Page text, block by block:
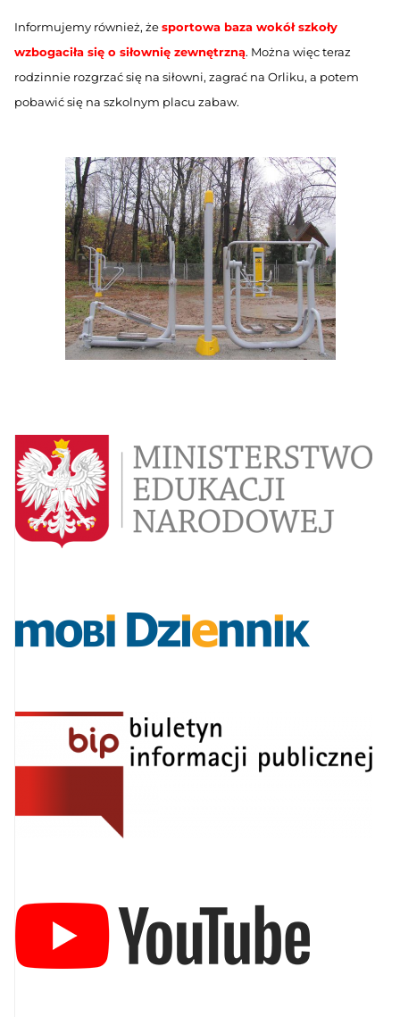
Informujemy również, żesportowa baza wokół szkoły
wzbogaciła się o siłownię zewnętrzną. Można więc teraz
rodzinnie rozgrzać się na siłowni, zagrać na Orliku, a potem
pobawić się na szkolnym placu zabaw.